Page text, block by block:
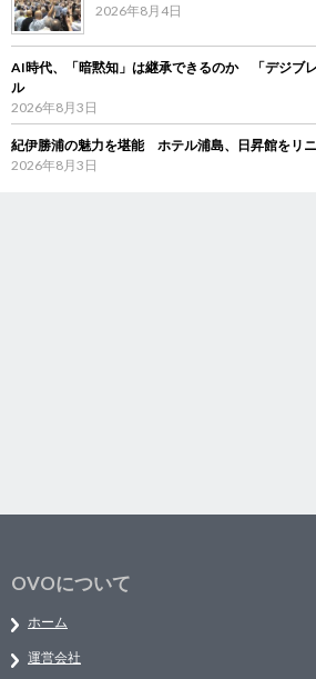
2026年8月4日
AI時代、「暗黙知」は継承できるのか 「デジブ
ル
2026年8月3日
紀伊勝浦の魅力を堪能 ホテル浦島、日昇館をリ
2026年8月3日
OVOについて
ホーム
運営会社